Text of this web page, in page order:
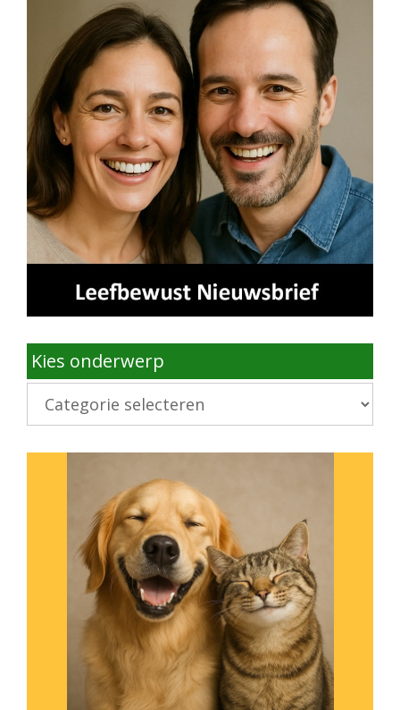
Kies onderwerp
Kies
onderwerp